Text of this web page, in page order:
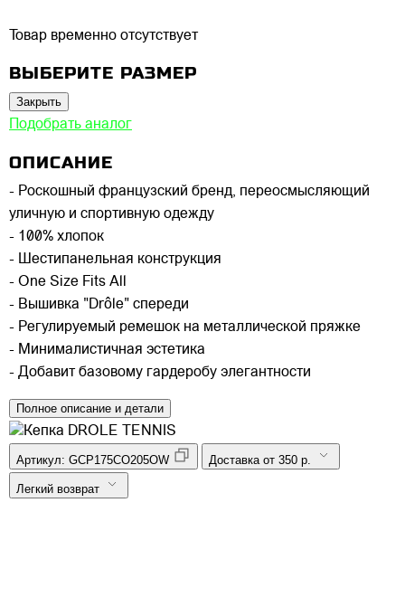
Товар временно отсутствует
ВЫБЕРИТЕ РАЗМЕР
Закрыть
Подобрать аналог
ОПИСАНИЕ
- Роскошный французский бренд, переосмысляющий
уличную и спортивную одежду
- 100% хлопок
- Шестипанельная конструкция
- One Size Fits All
- Вышивка "Drôle" спереди
- Регулируемый ремешок на металлической пряжке
- Минималистичная эстетика
- Добавит базовому гардеробу элегантности
Полное описание и детали
Артикул: GCP175CO205OW Доставка от 350 р.
Легкий возврат